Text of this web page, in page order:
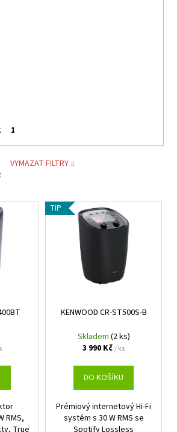
1
VYMAZAT FILTRY
RMS,
True
TIP
KENWOOD CR-ST500S-B
Skladem (2 ks)
3 990 Kč/ ks
DO KOŠÍKU
Prémiový internetový Hi-Fi
systém s 30 W RMS se
Spotify Lossless